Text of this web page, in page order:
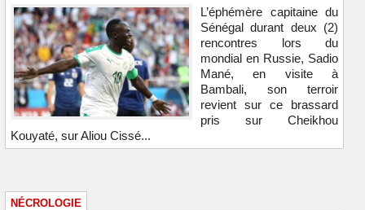
L’éphémère capitaine du
Sénégal durant deux (2)
rencontres lors du
mondial en Russie, Sadio
Mané, en visite à
Bambali, son terroir
revient sur ce brassard
pris sur Cheikhou
Kouyaté, sur Aliou Cissé...
NÉCROLOGIE